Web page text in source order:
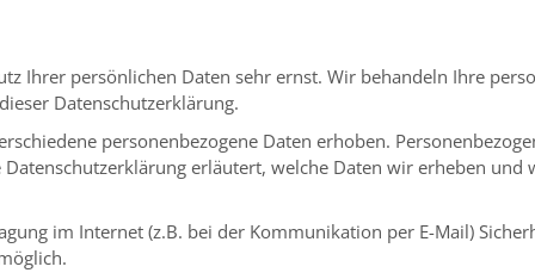
Ihrer persönlichen Daten sehr ernst. Wir behandeln Ihre
Datenschutzerklärung.
personenbezogene Daten erhoben.
erläutert, welche Daten wir erheben
im Internet (z.B. bei der Kommunikation per E-Mail)